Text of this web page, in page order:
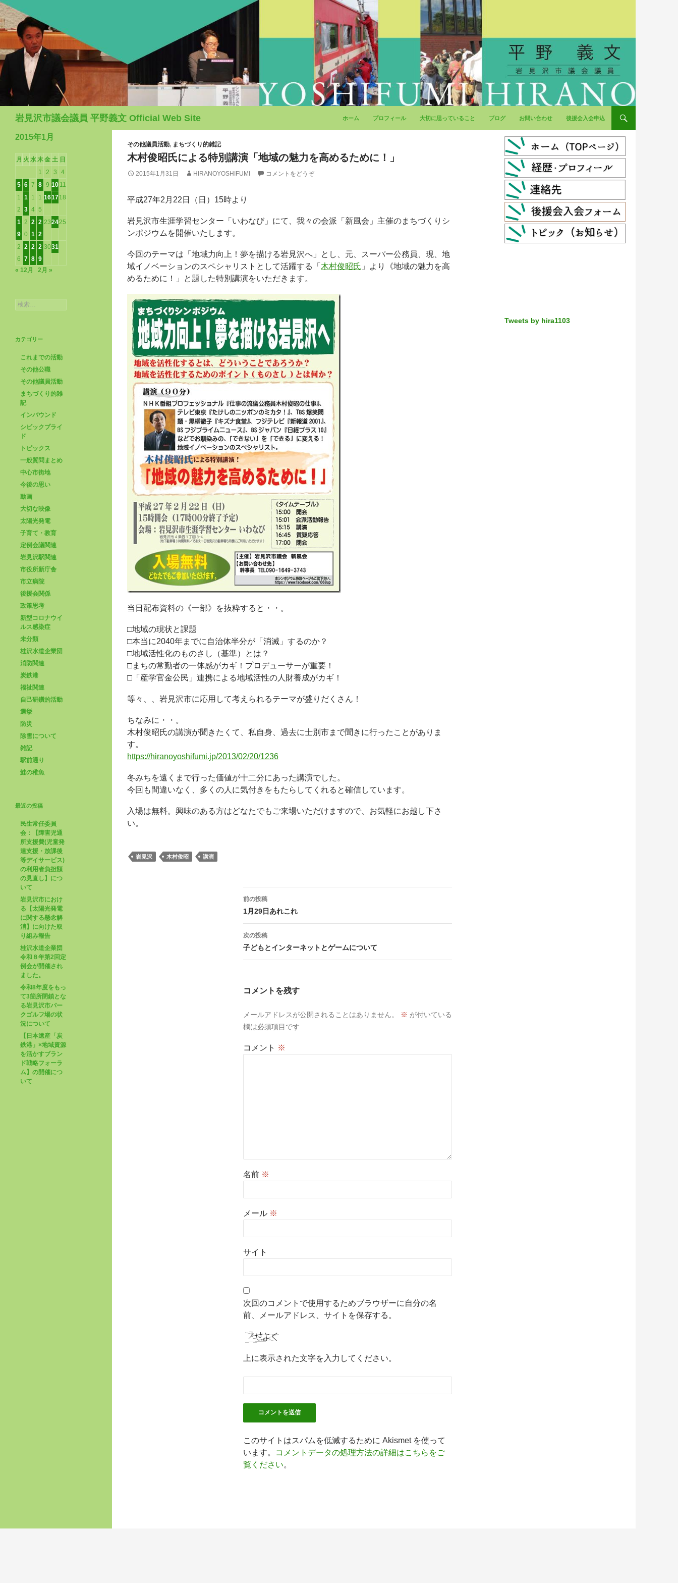
岩見沢市議会議員 平野義文 Official Web Site
ホーム
プロフィール 大切に思っていること ブログ お問い合わせ 後援会入会申込
その他議員活動, まちづくり的雑記
木村俊昭氏による特別講演「地域の魅力を高めるために！」
2015年1月31日 HIRANOYOSHIFUMI コメントをどうぞ
平成27年2月22日（日）15時より
岩見沢市生涯学習センター「いわなび」にて、我々の会派「新風会」主催のまちづくりシ
ンポジウムを開催いたします。
今回のテーマは「地域力向上！夢を描ける岩見沢へ」とし、元、スーパー公務員、現、地
域イノベーションのスペシャリストとして活躍する「 木村俊昭氏 」より《地域の魅力を高
めるために！」と題した特別講演をいただきます。
当日配布資料の《一部》を抜粋すると・・。
□地域の現状と課題
□本当に2040年までに自治体半分が「消滅」するのか？
□地域活性化のものさし（基準）とは？
□まちの常勤者の一体感がカギ！プロデューサーが重要！
□「産学官金公民」連携による地域活性の人財養成がカギ！
等々、、岩見沢市に応用して考えられるテーマが盛りだくさん！
ちなみに・・。
木村俊昭氏の講演が聞きたくて、私自身、過去に士別市まで聞きに行ったことがありま
す。
https://hiranoyoshifumi.jp/2013/02/20/1236
冬みちを遠くまで行った価値が十二分にあった講演でした。
今回も間違いなく、多くの人に気付きをもたらしてくれると確信しています。
入場は無料。興味のある方はどなたでもご来場いただけますので、お気軽にお越し下さ
い。
岩見沢 木村俊昭 講演
稿
ビ
ゲ
ー
ョ
前の投稿
1月29日あれこれ
次の投稿
子どもとインターネットとゲームについて
コメントを残す
メールアドレスが公開されることはありません。 ※ が付いている
欄は必須項目です
コメント ※
名前 ※
メール ※
サイト
次回のコメントで使用するためブラウザーに自分の名
前、メールアドレス、サイトを保存する。
上に表示された文字を入力してください。
このサイトはスパムを低減するために Akismet を使って
います。
コメントデータの処理方法の詳細はこちらをご
覧ください。
Tweets by hira1103
2015年1月
月 火 水木金 土 日
1
2 3
4
5 6 7 8 9 10 11
1
2
1
3
1
4
1
5
161718
1
9
2
0
2
1
2
2
232425
2
6
2
7
2
8
2
9
3031
« 12月 2月 »
検
索:
カテゴリー
これまでの活動
その他公職
その他議員活動
まちづくり的雑
記
インバウンド
シビックプライ
ド
トピックス
一般質問まとめ
中心市街地
今後の思い
動画
大切な映像
太陽光発電
子育て・教育
定例会議関連
岩見沢駅関連
市役所新庁舎
市立病院
後援会関係
政策思考
新型コロナウイ
ルス感染症
未分類
桂沢水道企業団
消防関連
炭鉄港
福祉関連
自己研鑽的活動
選挙
防災
除雪について
雑記
駅前通り
鮭の稚魚
最近の投稿
民生常任委員
会：【障害児通
所支援費(児童発
達支援・放課後
等デイサービス)
の利用者負担額
の見直し】につ
いて
岩見沢市におけ
る【太陽光発電
に関する懸念解
消】に向けた取
り組み報告
桂沢水道企業団
令和８年第2回定
例会が開催され
ました。
令和8年度をもっ
て3箇所閉鎖とな
る岩見沢市パー
クゴルフ場の状
況について
【日本遺産「炭
鉄港」×地域資源
を活かすブラン
ド戦略フォーラ
ム】の開催につ
いて